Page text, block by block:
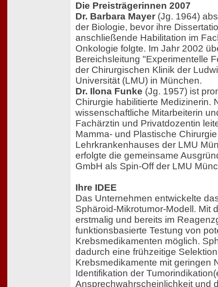
Die Preisträgerinnen 2007
Dr. Barbara Mayer (Jg. 1964)
der Biologie, bevor ihre
anschließende Habilitation im
Onkologie folgte. Im Jahr 2002
Bereichsleitung "Experimentelle
der Chirurgischen Klinik der
Universität (LMU) in München.
Dr. Ilona Funke (Jg. 1957) ist
Chirurgie habilitierte Medizinerin.
wissenschaftliche Mitarbeiterin
Fachärztin und Privatdozentin
Mamma- und Plastische
Lehrkrankenhauses der LMU
erfolgte die gemeinsame
GmbH als Spin-Off der LMU
Ihre IDEE
Das Unternehmen entwickelte
Sphäroid-Mikrotumor-Modell. Mit
erstmalig und bereits im
funktionsbasierte Testung von
Krebsmedikamenten möglich.
dadurch eine frühzeitige
Krebsmedikamente mit geringen
Identifikation der
Ansprechwahrscheinlichkeit und